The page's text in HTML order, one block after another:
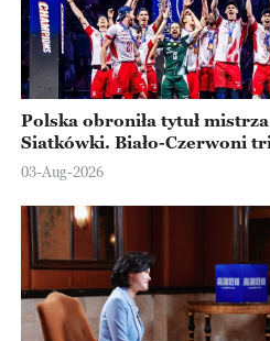
Polska obroniła tytuł
Siatkówki. Biało-Czerwoni
Ningbo
03-Aug-2026